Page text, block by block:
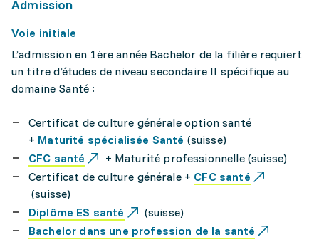
Admission
Voie initiale
L’admission en 1ère année Bachelor de la filière requiert
un titre d’études de niveau secondaire II spécifique au
domaine Santé :
Certificat de culture générale option santé
+ Maturité spécialisée Santé (suisse)
CFC santé
+ Maturité professionnelle (suisse)
Certificat de culture générale + CFC santé
(suisse)
Diplôme ES santé
(suisse)
Bachelor dans une profession de la santé